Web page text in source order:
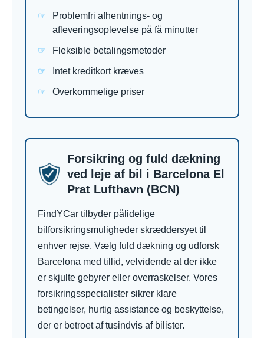
Problemfri afhentnings- og
afleveringsoplevelse på få minutter
Fleksible betalingsmetoder
Intet kreditkort kræves
Overkommelige priser
Forsikring og fuld dækning
ved leje af bil i Barcelona El
Prat Lufthavn (BCN)
FindYCar tilbyder pålidelige
bilforsikringsmuligheder skræddersyet til
enhver rejse. Vælg fuld dækning og udforsk
Barcelona med tillid, velvidende at der ikke
er skjulte gebyrer eller overraskelser. Vores
forsikringsspecialister sikrer klare
betingelser, hurtig assistance og beskyttelse,
der er betroet af tusindvis af bilister.